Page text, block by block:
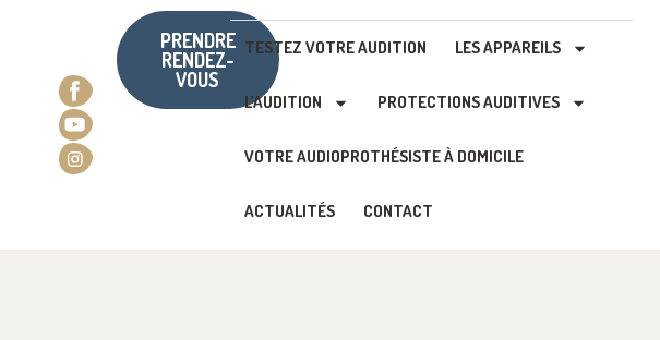
PRENDRE
RENDEZ-
VOUS
TESTEZ VOTRE AUDITION LES APPAREILS
L’AUDITION PROTECTIONS AUDITIVES
VOTRE AUDIOPROTHÉSISTE À DOMICILE
ACTUALITÉS CONTACT